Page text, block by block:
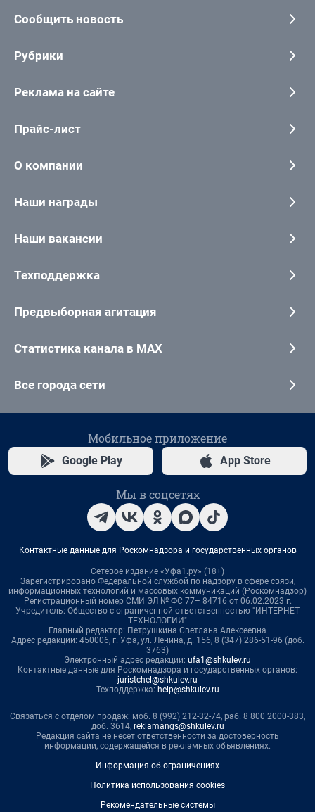
Сообщить новость
Рубрики
Реклама на сайте
Прайс-лист
О компании
Наши награды
Наши вакансии
Техподдержка
Предвыборная агитация
Статистика канала в MAX
Все города сети
Мобильное приложение
Google Play App Store
Мы в соцсетях
Контактные данные для Роскомнадзора и государственных органов
Сетевое издание «Уфа1.ру» (18+)
Зарегистрировано Федеральной службой по надзору в сфере связи,
информационных технологий и массовых коммуникаций (Роскомнадзор)
Регистрационный номер СМИ ЭЛ № ФС 77– 84716 от 06.02.2023 г.
Учредитель: Общество с ограниченной ответственностью "ИНТЕРНЕТ
ТЕХНОЛОГИИ"
Главный редактор: Петрушкина Светлана Алексеевна
Адрес редакции: 450006, г. Уфа, ул. Ленина, д. 156, 8 (347) 286-51-96 (доб.
3763)
Электронный адрес редакции: ufa1@shkulev.ru
Контактные данные для Роскомнадзора и государственных органов:
juristchel@shkulev.ru
Техподдержка: help@shkulev.ru
Связаться с отделом продаж: моб. 8 (992) 212-32-74, раб. 8 800 2000-383,
доб. 3614, reklamangs@shkulev.ru
Редакция сайта не несет ответственности за достоверность
информации, содержащейся в рекламных объявлениях.
Информация об ограничениях
Политика использования cookies
Рекомендательные системы